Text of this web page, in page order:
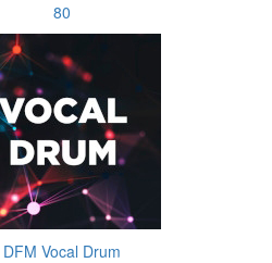
80
DFM Vocal Drum